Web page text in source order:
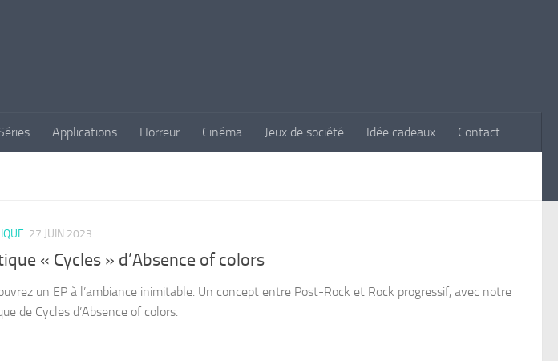
Applications Horreur Cinéma Jeux de société Idée cadeaux Contact
27 JUIN 2023
« Cycles » d’Absence of colors
un EP à l’ambiance inimitable. Un concept entre Post-Rock et Rock progressif, avec notre
de Cycles d’Absence of colors.